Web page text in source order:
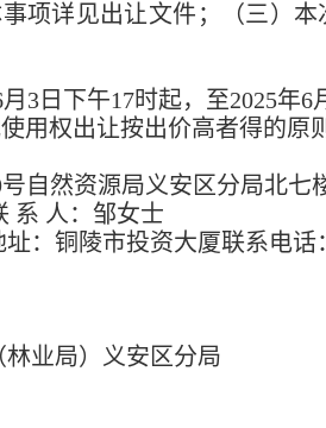
项详见出让文件；（三）
3日下午17时起，至2025年6
用权出让按出价高者得的原
自然资源局义安区分局北七
系 人：邹女士
：铜陵市投资大厦联系电话
业局）义安区分局